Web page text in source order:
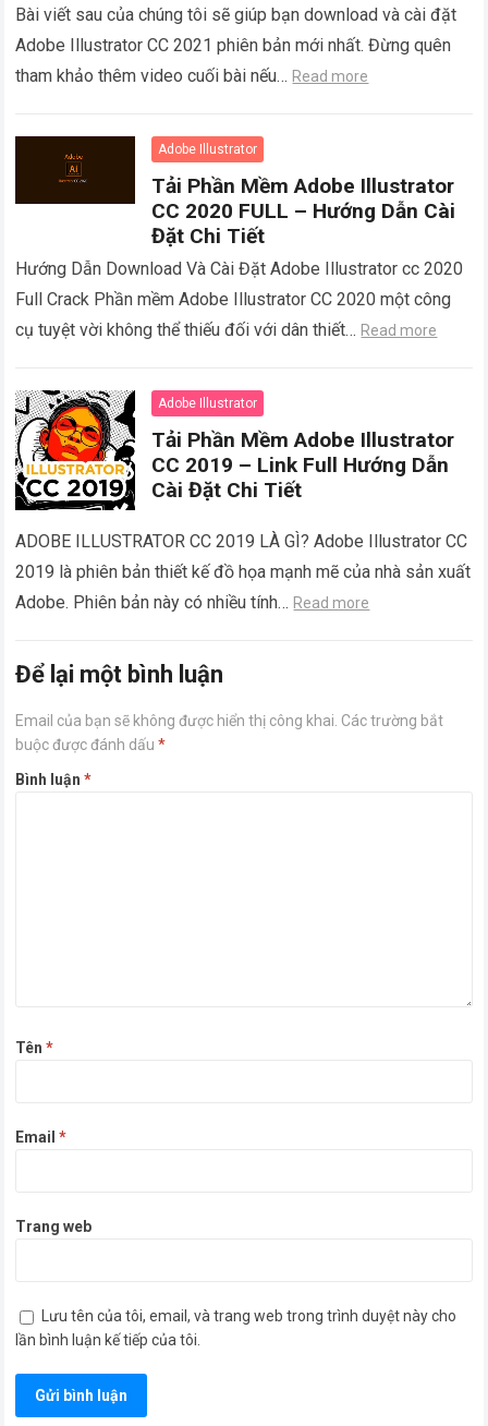
Bài viết sau của chúng tôi sẽ giúp bạn download và cài đặt
Adobe Illustrator CC 2021 phiên bản mới nhất. Đừng quên
tham khảo thêm video cuối bài nếu… Read more
Adobe Illustrator
Tải Phần Mềm Adobe Illustrator
CC 2020 FULL – Hướng Dẫn Cài
Đặt Chi Tiết
Hướng Dẫn Download Và Cài Đặt Adobe Illustrator cc 2020
Full Crack Phần mềm Adobe Illustrator CC 2020 một công
cụ tuyệt vời không thể thiếu đối với dân thiết… Read more
Adobe Illustrator
Tải Phần Mềm Adobe Illustrator
CC 2019 – Link Full Hướng Dẫn
Cài Đặt Chi Tiết
ADOBE ILLUSTRATOR CC 2019 LÀ GÌ? Adobe Illustrator CC
2019 là phiên bản thiết kế đồ họa mạnh mẽ của nhà sản xuất
Adobe. Phiên bản này có nhiều tính… Read more
Để lại một bình luận
Email của bạn sẽ không được hiển thị công khai. Các trường bắt
buộc được đánh dấu*
Bình luận*
Tên*
Email*
Trang web
Lưu tên của tôi, email, và trang web trong trình duyệt này cho
lần bình luận kế tiếp của tôi.